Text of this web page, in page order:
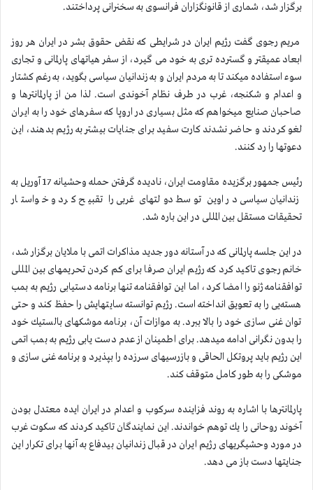
برگزار شد، شماری از قانونگزاران فرانسوی به سخنرانی پرداختند.
مریم رجوی گفت رژیم ایران در شرایطی كه نقض حقوق بشر در ایران هر روز
ابعاد عمیقتر و گسترده تری به خود می گیرد، از سفر هیاتهای پارلمانی و تجاری
سوء استفاده میكند تا به مردم ایران و به زندانیان سیاسی بگوید، به رغم كشتار
و اعدام و شكنجه، غرب در طرف نظام آخوندی است. لذا من از پارلمانترها و
صاحبان صنایع میخواهم كه مثل بسیاری در اروپا كه سفرهای خود را به ایران
لغو كردند و حاضر نشدند كارت سفید برای جنایات بیشتر به رژیم بدهند، این
دعوتها را رد كنند.
رئیس جمهور برگزیده مقاومت ایران، نادیده گرفتن حمله وحشیانه 17 آوریل به
زندانیان سیاسی در اوین توسط دولتهای غربی را تقبیح كرد و خواستار
تحقیقات مستقل بین المللی در این باره شد.
در این جلسه پارلمانی كه در آستانه دور جدید مذاكرات اتمی با ملایان برگزار شد،
خانم رجوی تاكید كرد كه رژیم ایران صرفا برای كم كردن تحریمهای بین المللی
توافقنامه ژنو را امضا كرد، اما این توافقنامه تنها برنامه دستیابی رژیم به بمب
هسته‌یی را به تعویق انداخته است. رژیم توانسته سایتهایش را حفظ كند و حتی
توان غنی سازی خود را بالا ببرد. به موازات آن، برنامه موشكهای بالستیك خود
را بدون نگرانی ادامه میدهد. برای اطمینان از عدم دست یابی رژیم به بمب اتمی
این رژیم باید پروتكل الحاقی و بازرسیهای سرزده را بپذیرد و برنامه غنی سازی و
موشكی را به طور كامل متوقف كند.
پارلمانترها با اشاره به روند فزاینده سركوب و اعدام در ایران ایده معتدل بودن
آخوند روحانی را یك توهم خواندند. این نمایندگان تاكید كردند كه سكوت غرب
در مورد وحشیگریهای رژیم ایران در قبال زندانیان بیدفاع به آنها برای تكرار این
جنایتها دست باز می دهد.